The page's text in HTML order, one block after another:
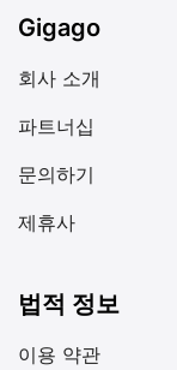
Gigago
회사 소개
파트너십
문의하기
제휴사
법적 정보
이용 약관